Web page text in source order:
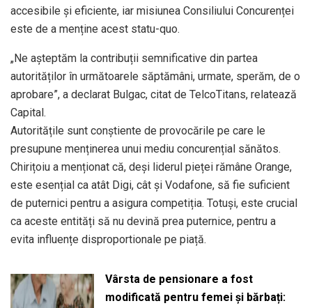
accesibile și eficiente, iar misiunea Consiliului Concurenței
este de a menține acest statu-quo.
„Ne așteptăm la contribuții semnificative din partea
autorităților în următoarele săptămâni, urmate, sperăm, de o
aprobare”, a declarat Bulgac, citat de TelcoTitans, relatează
Capital.
Autoritățile sunt conștiente de provocările pe care le
presupune menținerea unui mediu concurențial sănătos.
Chirițoiu a menționat că, deși liderul pieței rămâne Orange,
este esențial ca atât Digi, cât și Vodafone, să fie suficient
de puternici pentru a asigura competiția. Totuși, este crucial
ca aceste entități să nu devină prea puternice, pentru a
evita influențe disproportionale pe piață.
Vârsta de pensionare a fost
modificată pentru femei și bărbați: